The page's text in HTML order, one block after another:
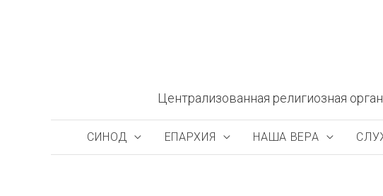
Централизованная религиозная
СИНОД ЕПАРХИЯ НАША ВЕРА